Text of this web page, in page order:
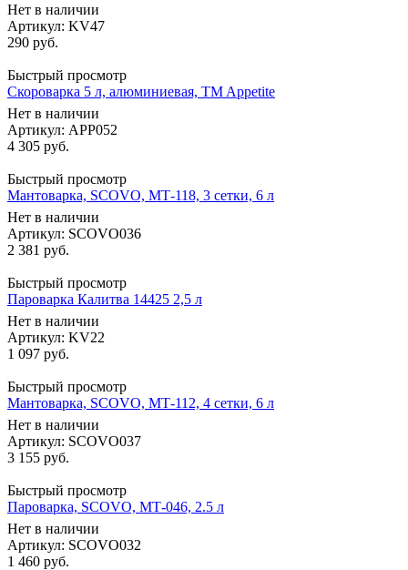
Нет в наличии
Артикул: KV47
290 руб.
Быстрый просмотр
Скороварка 5 л, алюминиевая, TM Appetite
Нет в наличии
Артикул: APP052
4 305 руб.
Быстрый просмотр
Мантоварка, SCOVO, МТ-118, 3 сетки, 6 л
Нет в наличии
Артикул: SCOVO036
2 381 руб.
Быстрый просмотр
Пароварка Калитва 14425 2,5 л
Нет в наличии
Артикул: KV22
1 097 руб.
Быстрый просмотр
Мантоварка, SCOVO, МТ-112, 4 сетки, 6 л
Нет в наличии
Артикул: SCOVO037
3 155 руб.
Быстрый просмотр
Пароварка, SCOVO, МТ-046, 2.5 л
Нет в наличии
Артикул: SCOVO032
1 460 руб.